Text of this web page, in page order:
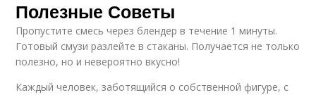
Полезные Советы
Пропустите смесь через блендер в течение 1 минуты.
Готовый смузи разлейте в стаканы. Получается не только
полезно, но и невероятно вкусно!
Каждый человек, заботящийся о собственной фигуре, с